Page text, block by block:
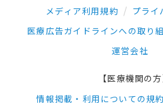
メディア利用規約
プライ
医療広告ガイドラインへの取り
運営会社
【医療機関の方
情報掲載・利用についての規約